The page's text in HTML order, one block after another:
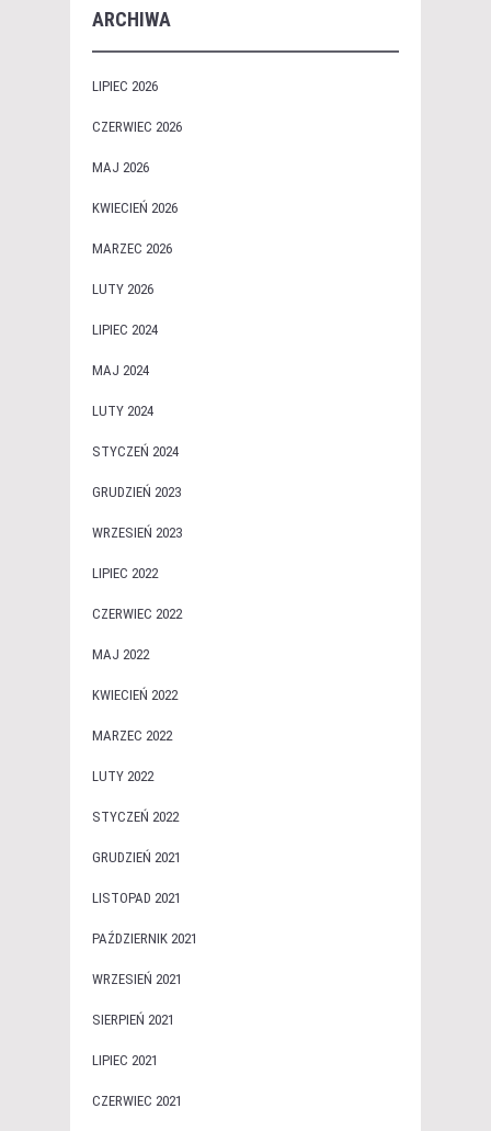
ARCHIWA
LIPIEC 2026
CZERWIEC 2026
MAJ 2026
KWIECIEŃ 2026
MARZEC 2026
LUTY 2026
LIPIEC 2024
MAJ 2024
LUTY 2024
STYCZEŃ 2024
GRUDZIEŃ 2023
WRZESIEŃ 2023
LIPIEC 2022
CZERWIEC 2022
MAJ 2022
KWIECIEŃ 2022
MARZEC 2022
LUTY 2022
STYCZEŃ 2022
GRUDZIEŃ 2021
LISTOPAD 2021
PAŹDZIERNIK 2021
WRZESIEŃ 2021
SIERPIEŃ 2021
LIPIEC 2021
CZERWIEC 2021